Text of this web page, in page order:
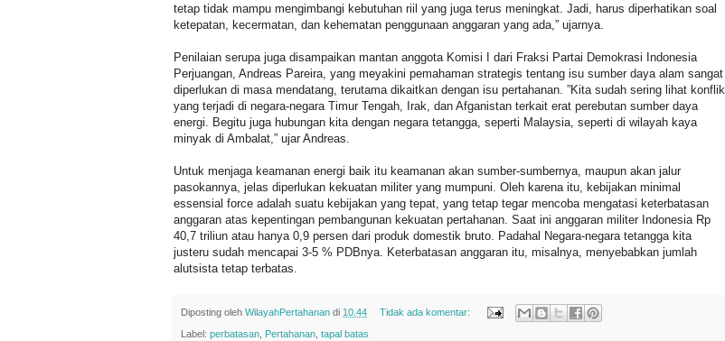
tetap tidak mampu mengimbangi kebutuhan riil yang juga terus meningkat. Jadi, harus diperhatikan soal
ketepatan, kecermatan, dan kehematan penggunaan anggaran yang ada,” ujarnya.
Penilaian serupa juga disampaikan mantan anggota Komisi I dari Fraksi Partai Demokrasi Indonesia
Perjuangan, Andreas Pareira, yang meyakini pemahaman strategis tentang isu sumber daya alam sangat
diperlukan di masa mendatang, terutama dikaitkan dengan isu pertahanan. ”Kita sudah sering lihat konflik
yang terjadi di negara-negara Timur Tengah, Irak, dan Afganistan terkait erat perebutan sumber daya
energi. Begitu juga hubungan kita dengan negara tetangga, seperti Malaysia, seperti di wilayah kaya
minyak di Ambalat,” ujar Andreas.
Untuk menjaga keamanan energi baik itu keamanan akan sumber-sumbernya, maupun akan jalur
pasokannya, jelas diperlukan kekuatan militer yang mumpuni. Oleh karena itu, kebijakan minimal
essensial force adalah suatu kebijakan yang tepat, yang tetap tegar mencoba mengatasi keterbatasan
anggaran atas kepentingan pembangunan kekuatan pertahanan. Saat ini anggaran militer Indonesia Rp
40,7 triliun atau hanya 0,9 persen dari produk domestik bruto. Padahal Negara-negara tetangga kita
justeru sudah mencapai 3-5 % PDBnya. Keterbatasan anggaran itu, misalnya, menyebabkan jumlah
alutsista tetap terbatas.
Diposting oleh WilayahPertahanan di 10.44 Tidak ada komentar:
Label: perbatasan Pertahanan tapal batas